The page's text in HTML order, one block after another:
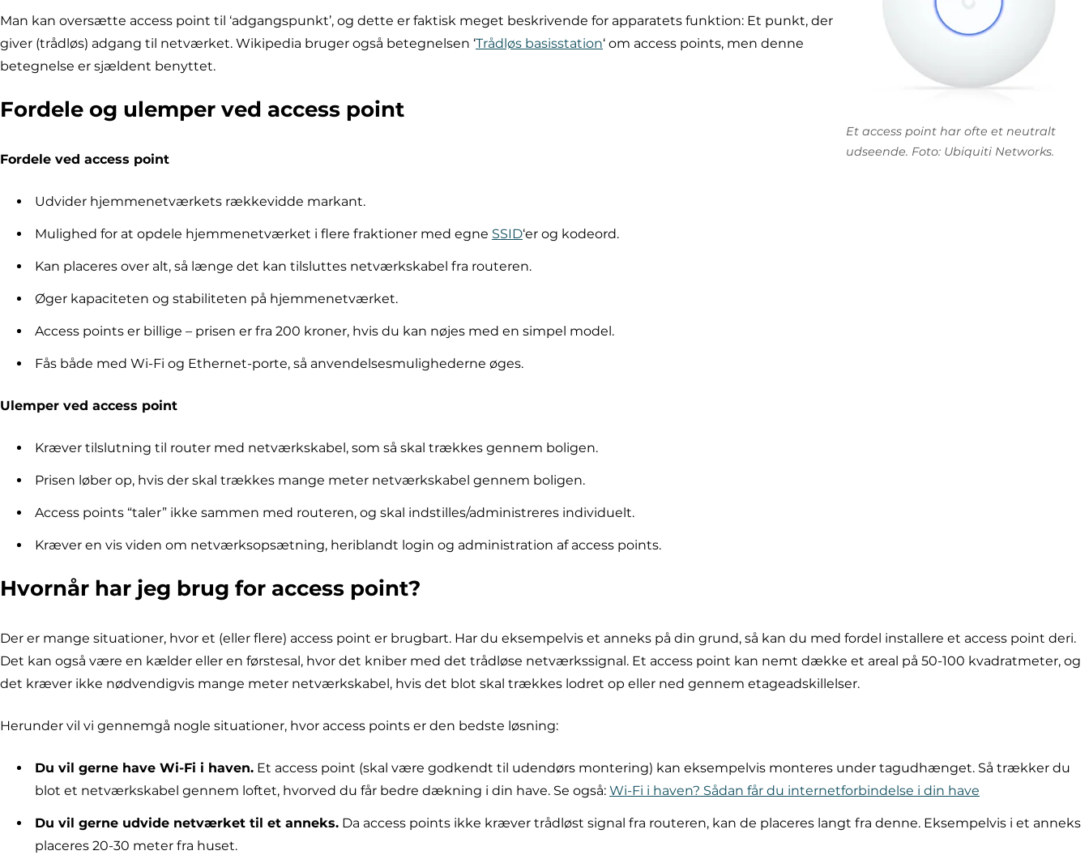
Et access point har ofte et neutralt
udseende. Foto: Ubiquiti Networks.
Man kan oversætte access point til ‘adgangspunkt’, og dette er faktisk meget beskrivende for apparatets funktion: Et punkt, der
giver (trådløs) adgang til netværket. Wikipedia bruger også betegnelsen ‘Trådløs basisstation‘ om access points, men denne
betegnelse er sjældent benyttet.
Fordele og ulemper ved access point
Fordele ved access point
Udvider hjemmenetværkets rækkevidde markant.
Mulighed for at opdele hjemmenetværket i flere fraktioner med egne SSID‘er og kodeord.
Kan placeres over alt, så længe det kan tilsluttes netværkskabel fra routeren.
Øger kapaciteten og stabiliteten på hjemmenetværket.
Access points er billige – prisen er fra 200 kroner, hvis du kan nøjes med en simpel model.
Fås både med Wi-Fi og Ethernet-porte, så anvendelsesmulighederne øges.
Ulemper ved access point
Kræver tilslutning til router med netværkskabel, som så skal trækkes gennem boligen.
Prisen løber op, hvis der skal trækkes mange meter netværkskabel gennem boligen.
Access points “taler” ikke sammen med routeren, og skal indstilles/administreres individuelt.
Kræver en vis viden om netværksopsætning, heriblandt login og administration af access points.
Hvornår har jeg brug for access point?
Der er mange situationer, hvor et (eller flere) access point er brugbart. Har du eksempelvis et anneks på din grund, så kan du med fordel installere et access point deri.
Det kan også være en kælder eller en førstesal, hvor det kniber med det trådløse netværkssignal. Et access point kan nemt dække et areal på 50-100 kvadratmeter, og
det kræver ikke nødvendigvis mange meter netværkskabel, hvis det blot skal trækkes lodret op eller ned gennem etageadskillelser.
Herunder vil vi gennemgå nogle situationer, hvor access points er den bedste løsning:
Du vil gerne have Wi-Fi i haven. Et access point (skal være godkendt til udendørs montering) kan eksempelvis monteres under tagudhænget. Så trækker du
blot et netværkskabel gennem loftet, hvorved du får bedre dækning i din have. Se også: Wi-Fi i haven? Sådan får du internetforbindelse i din have
Du vil gerne udvide netværket til et anneks. Da access points ikke kræver trådløst signal fra routeren, kan de placeres langt fra denne. Eksempelvis i et anneks
placeres 20-30 meter fra huset.